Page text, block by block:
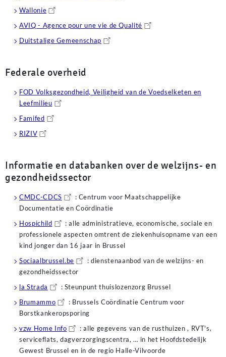
Wallonie
AVIQ - Agence pour une vie de Qualité
Duitstalige Gemeenschap
Federale overheid
FOD Volksgezondheid, Veiligheid van de Voedselketen en
Leefmilieu
Famifed
RIZIV
familias en el territorio nacional. Los préstamos rápidos en línea
montos competitivos y plazos que se ajustan a diferentes perfiles
ventajas de la tecnología para solucionar tus problemas de liquidez
La comodidad de gestionar tus finanzas personales desde cualquier
ventajas de la tecnología actual. Lospréstamos urgentes por internet
geográficas y los horarios restringidos de las oficinas físicas. Ya sea
ciudad o en una zona remota, solo requieres conexión a la red para
utilizan encriptación de grado bancario para proteger tus datos
trámite. Es la forma más discreta y rápida de obtener el apoyo
Informatie en databanken over de welzijns- en
gezondheidssector
CMDC-CDCS
: Centrum voor Maatschappelijke
Documentatie en Coördinatie
Hospichild
: alle administratieve, economische, sociale en
professionele aspecten omtrent de ziekenhuisopname van een
kind jonger dan 16 jaar in Brussel
Sociaalbrussel.be
: dienstenaanbod van de welzijns- en
gezondheidssector
la Strada
: Steunpunt thuislozenzorg Brussel
Brumammo
: Brussels Coördinatie Centrum voor
Borstkankeropsporing
vzw Home Info
: alle gegevens van de rusthuizen , RVT's,
serviceflats, dagverzorgingscentra, … in het Hoofdstedelijk
Gewest Brussel en in de regio Halle-Vilvoorde